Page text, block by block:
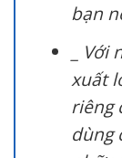
bạn
_
xuất
riêng
dùng